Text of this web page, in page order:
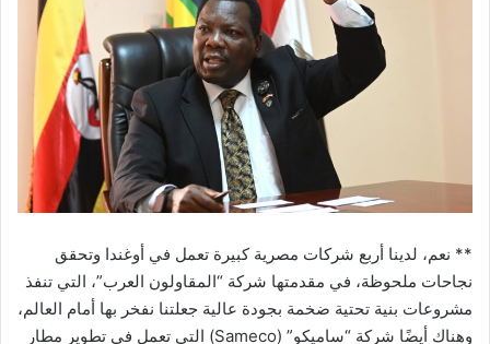
** نعم، لدينا أربع شركات مصرية كبيرة تعمل في أوغندا وتحقق
نجاحات ملحوظة، في مقدمتها شركة “المقاولون العرب”، التي تنفذ
مشروعات بنية تحتية ضخمة بجودة عالية جعلتنا نفخر بها أمام العالم،
وهناك أيضًا شركة “ساميكو” (Sameco) التي تعمل في تطوير مطار